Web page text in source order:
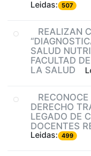
Leidas: 507
REALIZAN
SALUD
FACULTAD
LA SALUD
DERECHO
LEGADO DE
DOCENTES
Leidas: 499